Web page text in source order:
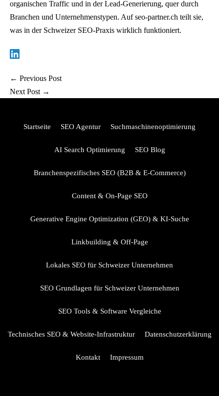
n
v
r
e
t
%
organischen Traffic und in der Lead-Generierung, quer durch
Branchen und Unternehmenstypen. Auf seo-partner.ch teilt sie,
was in der Schweizer SEO-Praxis wirklich funktioniert.
← Previous Post
Next Post →
Startseite SEO Agentur Suchmaschinenoptimierung
AI Search Optimierung SEO Blog
Branchenspezifisches SEO (B2B & E-Commerce)
Content & On-Page SEO
Generative Engine Optimization (GEO) & KI-Suche
Linkbuilding & Off-Page
Lokales SEO für Schweizer Unternehmen
SEO Grundlagen für Schweizer Unternehmen
SEO Tools & Software Vergleiche
Technisches SEO & Website-Infrastruktur Datenschutzerklärung
Kontakt Impressum